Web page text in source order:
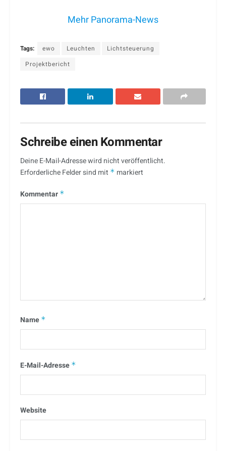
Mehr Panorama-News
Tags: ewo Leuchten
Lichtsteuerung
Projektbericht
Schreibe einen Kommentar
Deine E-Mail-Adresse wird nicht veröffentlicht.
Erforderliche Felder sind mit * markiert
Kommentar *
Name *
E-Mail-Adresse *
Website